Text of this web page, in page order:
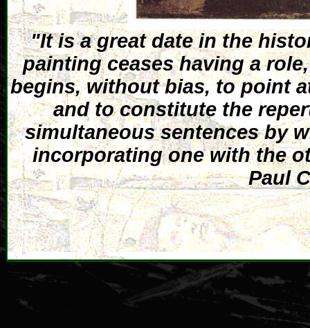
"It is a great date in the
painting ceases having a
begins, without bias, to point
and to constitute the
simultaneous sentences by
incorporating one with the
Paul